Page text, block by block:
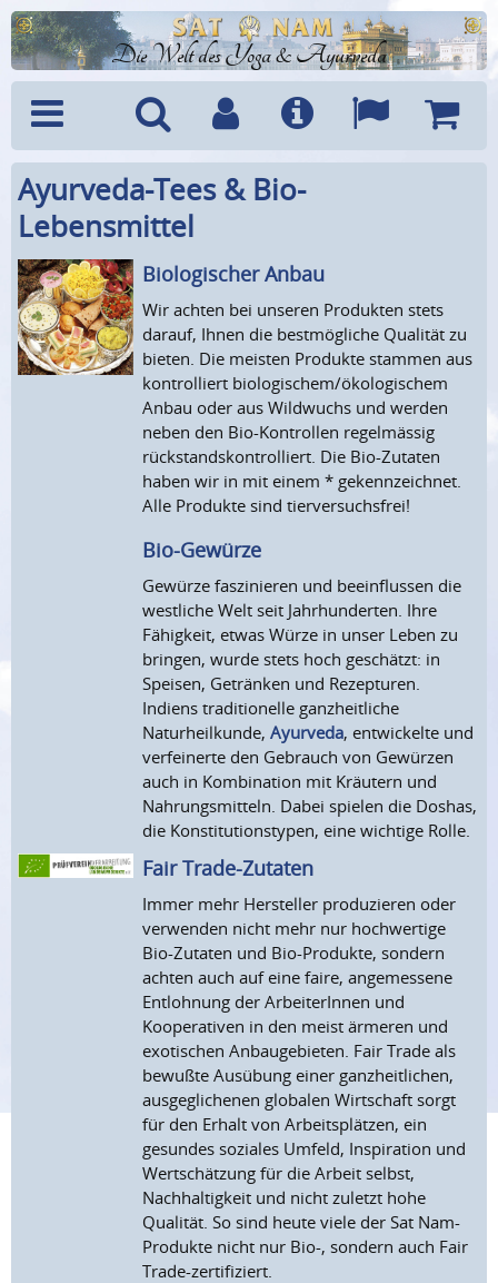
Die Welt des Yoga & Ayurveda
Menü SucheBenutzerkonto
Info
Ayurveda-Tees & Bio-
Lebensmittel
Biologischer Anbau
Wir achten bei unseren Produkten stets
darauf, Ihnen die bestmögliche Qualität zu
bieten. Die meisten Produkte stammen aus
kontrolliert biologischem/ökologischem
Anbau oder aus Wildwuchs und werden
neben den Bio-Kontrollen regelmässig
rückstandskontrolliert. Die Bio-Zutaten
haben wir in mit einem * gekennzeichnet.
Alle Produkte sind tierversuchsfrei!
Bio-Gewürze
Gewürze faszinieren und beeinflussen die
westliche Welt seit Jahrhunderten. Ihre
Fähigkeit, etwas Würze in unser Leben zu
bringen, wurde stets hoch geschätzt: in
Speisen, Getränken und Rezepturen.
Indiens traditionelle ganzheitliche
Naturheilkunde,Ayurveda, entwickelte und
verfeinerte den Gebrauch von Gewürzen
auch in Kombination mit Kräutern und
Nahrungsmitteln. Dabei spielen die Doshas,
die Konstitutionstypen, eine wichtige Rolle.
Fair Trade-Zutaten
Immer mehr Hersteller produzieren oder
verwenden nicht mehr nur hochwertige
Bio-Zutaten und Bio-Produkte, sondern
achten auch auf eine faire, angemessene
Entlohnung der ArbeiterInnen und
Kooperativen in den meist ärmeren und
exotischen Anbaugebieten. Fair Trade als
bewußte Ausübung einer ganzheitlichen,
ausgeglichenen globalen Wirtschaft sorgt
für den Erhalt von Arbeitsplätzen, ein
gesundes soziales Umfeld, Inspiration und
Wertschätzung für die Arbeit selbst,
Nachhaltigkeit und nicht zuletzt hohe
Qualität. So sind heute viele der Sat Nam-
Produkte nicht nur Bio-, sondern auch Fair
Trade-zertifiziert.